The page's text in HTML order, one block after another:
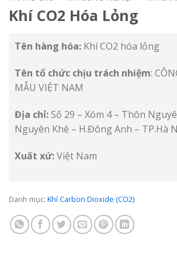
Khí CO2 Hóa Lỏng
Tên hàng hóa: Khí CO2 hóa lỏng
Tên tổ chức chịu trách nhiệm:
MẪU VIỆT NAM
Địa chỉ:Số 29 – Xóm 4 – Thôn
Nguyên Khê – H.Đông Anh – TP.Hà
Xuất xứ:Việt Nam
Danh mục: Khí Carbon Dioxide (CO2)